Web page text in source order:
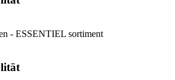
- ESSENTIEL sortiment